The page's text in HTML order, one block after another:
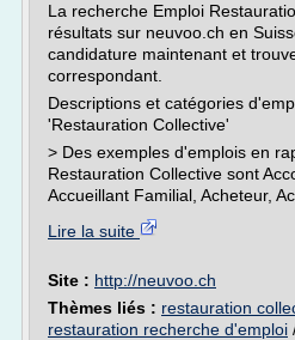
La recherche Emploi
résultats sur neuvoo.ch en
candidature maintenant et
correspondant.
Descriptions et catégories
'Restauration Collective'
> Des exemples d'emplois en
Restauration Collective sont
Accueillant Familial, Acheteur,
Lire la suite
Site : http://neuvoo.ch
Thèmes liés : restauration
restauration recherche d'emploi